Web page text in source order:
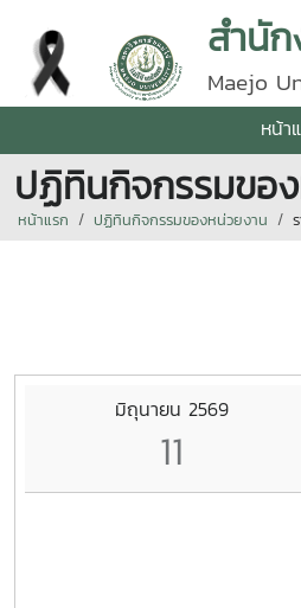
สำนั
Maejo
หน้า
ปฏิทินกิจกรรมขอ
หน้าแรก ปฏิทินกิจกรรมของหน่วยงาน
มิถุนายน 2569
11